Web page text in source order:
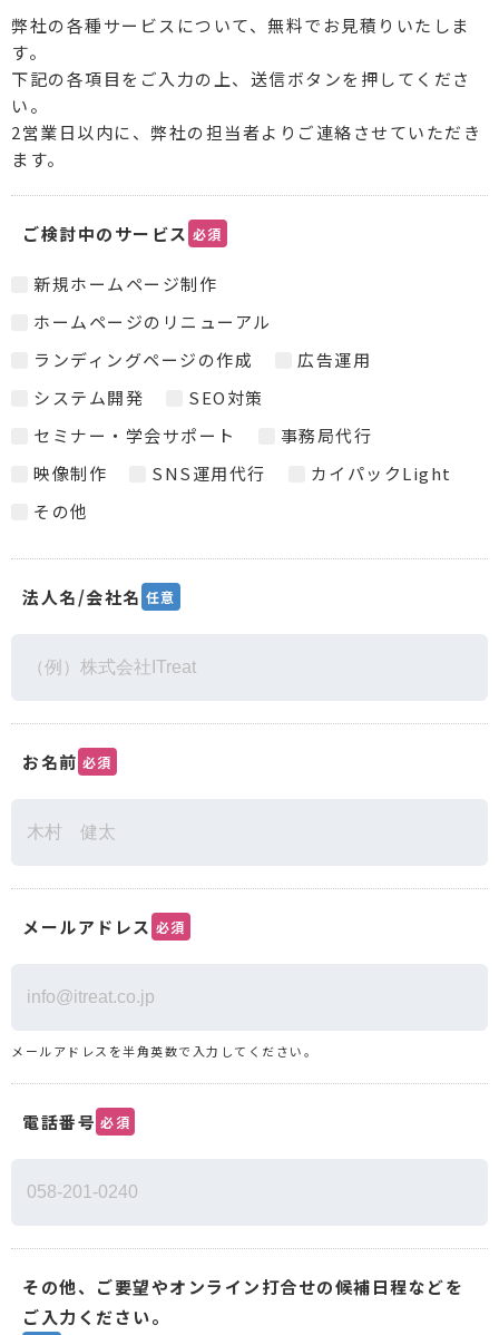
弊社の各種サービスについて、無料でお見積りいたしま
す。
下記の各項目をご入力の上、送信ボタンを押してくださ
い。
2営業日以内に、弊社の担当者よりご連絡させていただき
ます。
ご検討中のサービス 必須
新規ホームページ制作
ホームページのリニューアル
ランディングページの作成
広告運用
システム開発
SEO対策
セミナー・学会サポート
事務局代行
映像制作
SNS運用代行
カイパックLight
その他
法人名/会社名 任意
お名前 必須
メールアドレス 必須
メールアドレスを半角英数で入力してください。
電話番号 必須
その他、ご要望やオンライン打合せの候補日程などを
ご入力ください。